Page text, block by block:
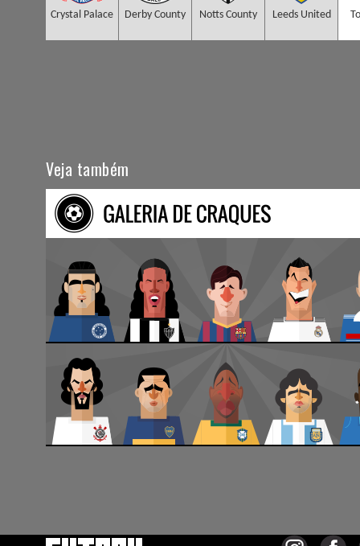
Crystal Palace Derby County Notts County Leeds United
Veja também